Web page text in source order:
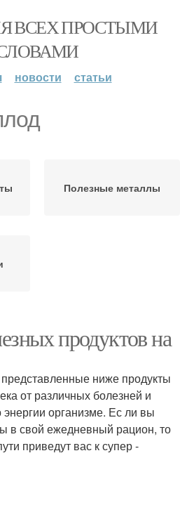
ВСЕХ ПРОСТЫМИ
новости статьи
Полезные металлы
продуктов на
ниже продукты
от различных болезней и
энергии организме. Ес ли вы
в свой ежедневный рацион, то
приведут вас к супер -